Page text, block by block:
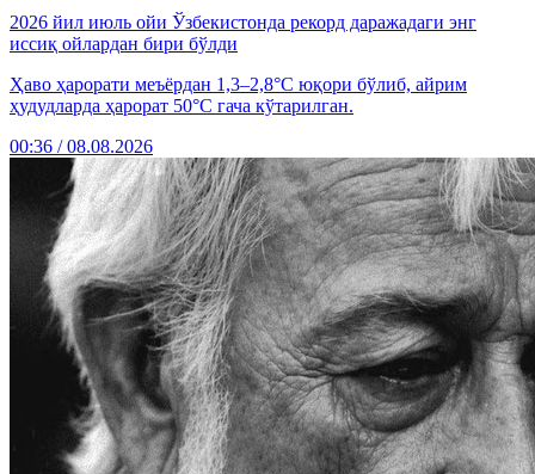
2026 йил июль ойи Ўзбекистонда рекорд даражадаги энг
иссиқ ойлардан бири бўлди
Ҳаво ҳарорати меъёрдан 1,3–2,8°C юқори бўлиб, айрим
ҳудудларда ҳарорат 50°C гача кўтарилган.
00:36 / 08.08.2026